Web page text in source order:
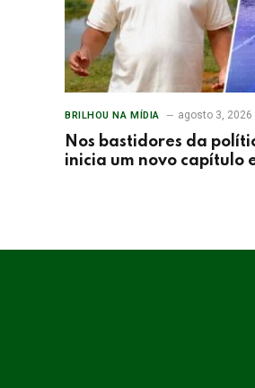
BRILHOU NA MÍDIA agosto 3, 2026
Nos bastidores da
inicia um novo capítulo